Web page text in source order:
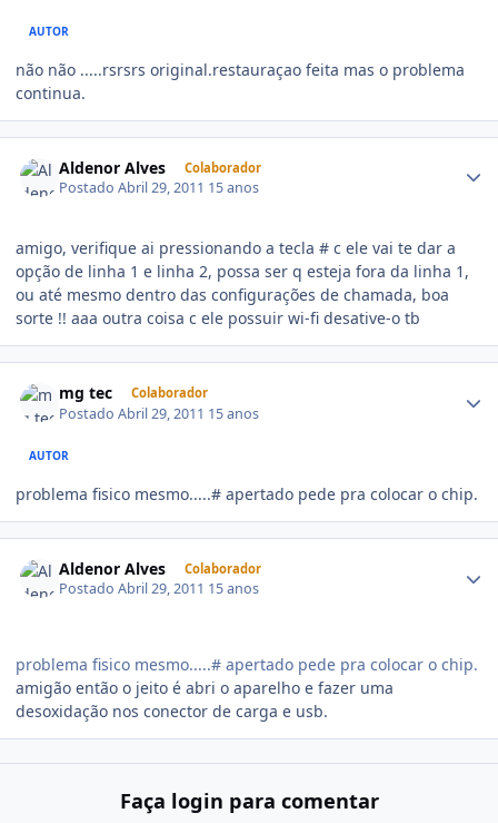
AUTOR
não não .....rsrsrs original.restauraçao feita mas o problema
continua.
Aldenor Alves Colaborador
PostadoAbril 29, 2011 15 anos
amigo, verifique ai pressionando a tecla # c ele vai te dar a
opção de linha 1 e linha 2, possa ser q esteja fora da linha 1,
ou até mesmo dentro das configurações de chamada, boa
sorte !! aaa outra coisa c ele possuir wi-fi desative-o tb
mg tec Colaborador
PostadoAbril 29, 2011 15 anos
AUTOR
problema fisico mesmo.....# apertado pede pra colocar o chip.
Aldenor Alves Colaborador
PostadoAbril 29, 2011 15 anos
problema fisico mesmo.....# apertado pede pra colocar o chip.
amigão então o jeito é abri o aparelho e fazer uma
desoxidação nos conector de carga e usb.
Faça login para comentar